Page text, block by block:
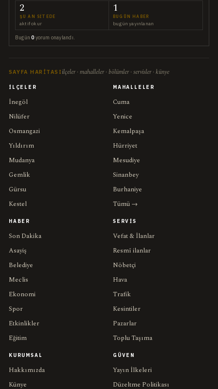
2
ŞU AN SITEDE
aktif okur
1
BUGÜN HABER
bugün yayınlanan
Bugün0 yorum onaylandı.
SAYFA HARITASI ilçeler · mahalleler · bölümler · servisler · künye
İLÇELER
İnegöl
Nilüfer
Osmangazi
Yıldırım
Mudanya
Gemlik
Gürsu
Kestel
MAHALLELER
Cuma
Yenice
Kemalpaşa
Hürriyet
Mesudiye
Sinanbey
Burhaniye
Tümü →
HABER
Son Dakika
Asayiş
Belediye
Meclis
Ekonomi
Spor
Etkinlikler
Eğitim
SERVIS
Vefat & İlanlar
Resmî ilanlar
Nöbetçi
Hava
Trafik
Kesintiler
Pazarlar
Toplu Taşıma
KURUMSAL
Hakkımızda
Künye
GÜVEN
Yayın İlkeleri
Düzeltme Politikası